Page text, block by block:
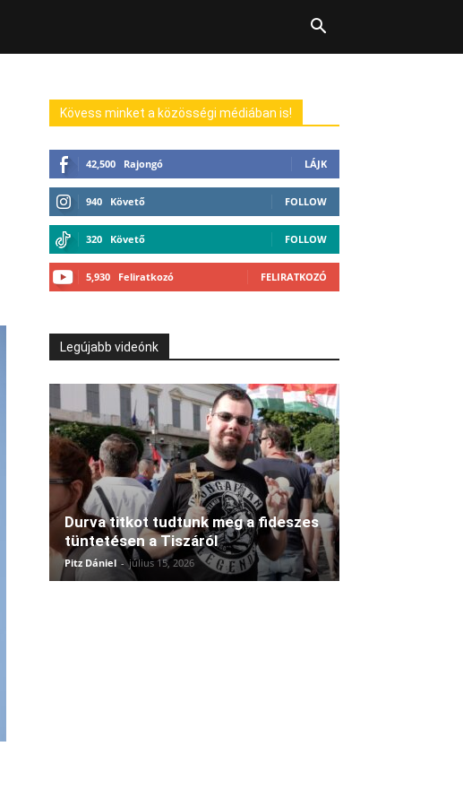
Kövess minket a közösségi médiában is!
42,500 Rajongó LÁJK
940 Követő FOLLOW
320 Követő FOLLOW
5,930 Feliratkozó FELIRATKOZÓ
Legújabb videónk
Durva titkot tudtunk meg a fideszes
tüntetésen a Tiszáról
Pitz Dániel - július 15, 2026